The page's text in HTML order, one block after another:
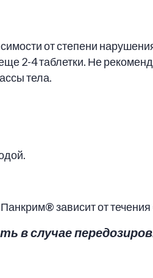
от степени
2-4 таблетки. Не
тела.
зависит от
в случае